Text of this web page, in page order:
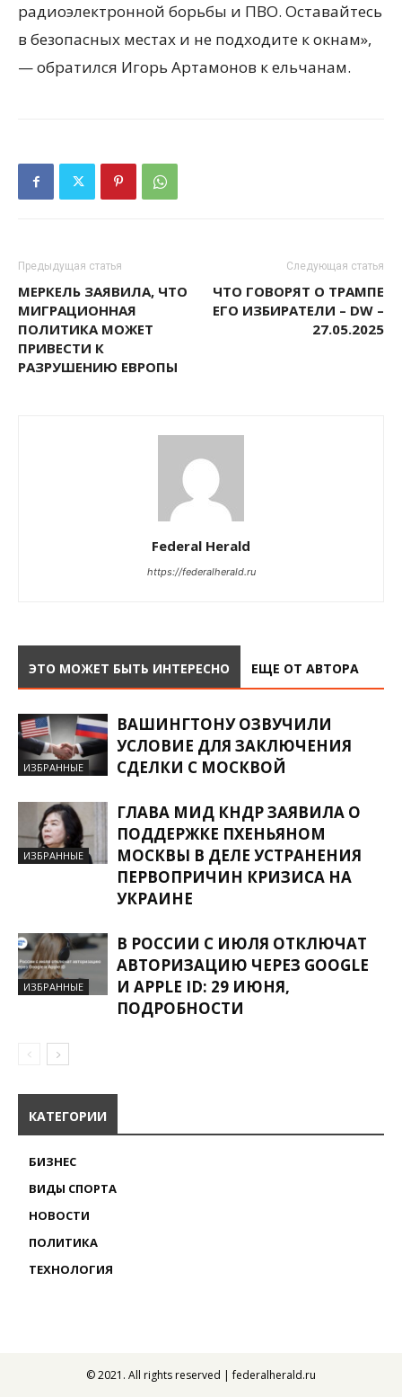
радиоэлектронной борьбы и ПВО. Оставайтесь
в безопасных местах и не подходите к окнам»,
— обратился Игорь Артамонов к ельчанам.
Предыдущая статья
МЕРКЕЛЬ ЗАЯВИЛА, ЧТО
МИГРАЦИОННАЯ
ПОЛИТИКА МОЖЕТ
ПРИВЕСТИ К
РАЗРУШЕНИЮ ЕВРОПЫ
Следующая статья
ЧТО ГОВОРЯТ О ТРАМПЕ
ЕГО ИЗБИРАТЕЛИ – DW –
27.05.2025
Federal Herald
https://federalherald.ru
ЭТО МОЖЕТ БЫТЬ ИНТЕРЕСНО ЕЩЕ ОТ АВТОРА
ИЗБРАННЫЕ
ВАШИНГТОНУ ОЗВУЧИЛИ
УСЛОВИЕ ДЛЯ ЗАКЛЮЧЕНИЯ
СДЕЛКИ С МОСКВОЙ
ИЗБРАННЫЕ
ГЛАВА МИД КНДР ЗАЯВИЛА О
ПОДДЕРЖКЕ ПХЕНЬЯНОМ
МОСКВЫ В ДЕЛЕ УСТРАНЕНИЯ
ПЕРВОПРИЧИН КРИЗИСА НА
УКРАИНЕ
ИЗБРАННЫЕ
В РОССИИ С ИЮЛЯ ОТКЛЮЧАТ
АВТОРИЗАЦИЮ ЧЕРЕЗ GOOGLE
И APPLE ID: 29 ИЮНЯ,
ПОДРОБНОСТИ
КАТЕГОРИИ
БИЗНЕС
ВИДЫ СПОРТА
НОВОСТИ
ПОЛИТИКА
ТЕХНОЛОГИЯ
© 2021. All rights reserved | federalherald.ru